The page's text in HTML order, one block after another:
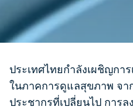
ประเทศไทยกำลังเผชิญกา
ในภาคการดูแลสุขภาพ จา
ประชากรที่เปลี่ยนไป การ